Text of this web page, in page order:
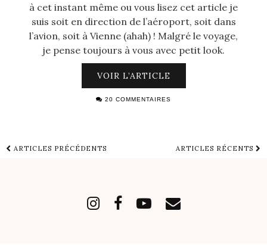
à cet instant même ou vous lisez cet article je
suis soit en direction de l’aéroport, soit dans
l’avion, soit à Vienne (ahah) ! Malgré le voyage,
je pense toujours à vous avec petit look.
VOIR L’ARTICLE
20 COMMENTAIRES
ARTICLES PRÉCÉDENTS ARTICLES RÉCENTS